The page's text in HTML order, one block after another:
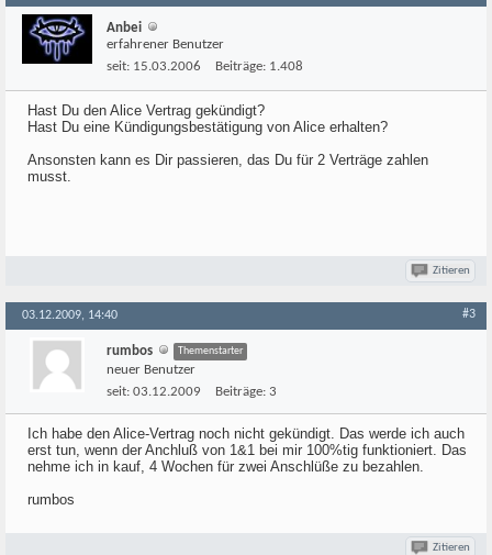
Anbei
erfahrener Benutzer
seit: 15.03.2006 Beiträge: 1.408
Hast Du den Alice Vertrag gekündigt?
Hast Du eine Kündigungsbestätigung von Alice erhalten?
Ansonsten kann es Dir passieren, das Du für 2 Verträge zahlen
musst.
Zitieren
03.12.2009, 14:40 #3
rumbos Themenstarter
neuer Benutzer
seit: 03.12.2009 Beiträge: 3
Ich habe den Alice-Vertrag noch nicht gekündigt. Das werde ich auch
erst tun, wenn der Anchluß von 1&1 bei mir 100%tig funktioniert. Das
nehme ich in kauf, 4 Wochen für zwei Anschlüße zu bezahlen.
rumbos
Zitieren